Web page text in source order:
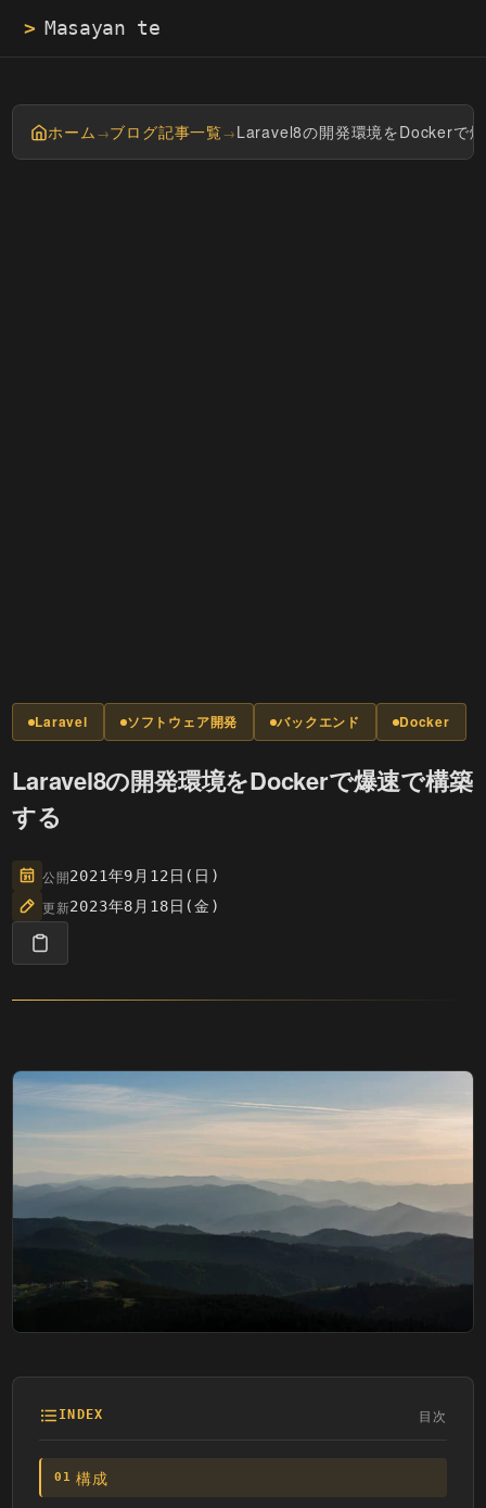
>
ホーム→ブログ記事一覧→Laravel8の開発環境をDockerで
Laravel ソフトウェア開発 バックエンド Docker
Laravel8の開発環境をDockerで爆速で構築
する
公開2021年9月12日(日)
更新2023年8月18日(金)
INDEX 目次
01 構成